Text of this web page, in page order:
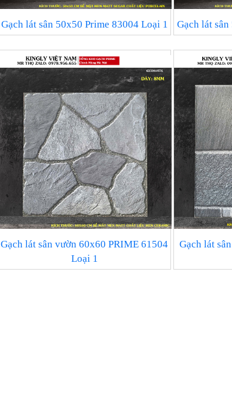
Gạch lát sân 50x50 Prime 83004 Loại 1 Gạch lát
Gạch lát sân vườn 60x60 PRIME 61504
Loại 1
Gạch lát